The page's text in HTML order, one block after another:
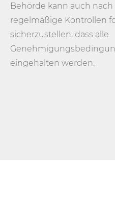
Behörde kann auch
regelmäßige Kontrollen
sicherzustellen, dass alle
eingehalten werden.